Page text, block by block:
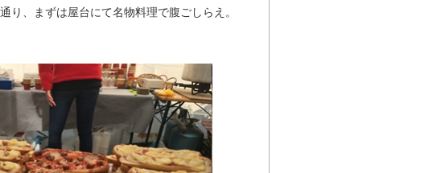
り、まずは屋台にて名物料理で腹ごしらえ。